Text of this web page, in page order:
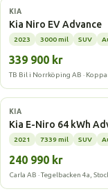
Elbil
KIA
Kia Niro EV Advance
2023 3000 mil SUV
339 900 kr
TB Bil i Norrköping AB ·
Elbil
KIA
Kia E-Niro 64 kWh
2021 7339 mil SUV
240 990 kr
Carla AB · Tegelbacken 4a,